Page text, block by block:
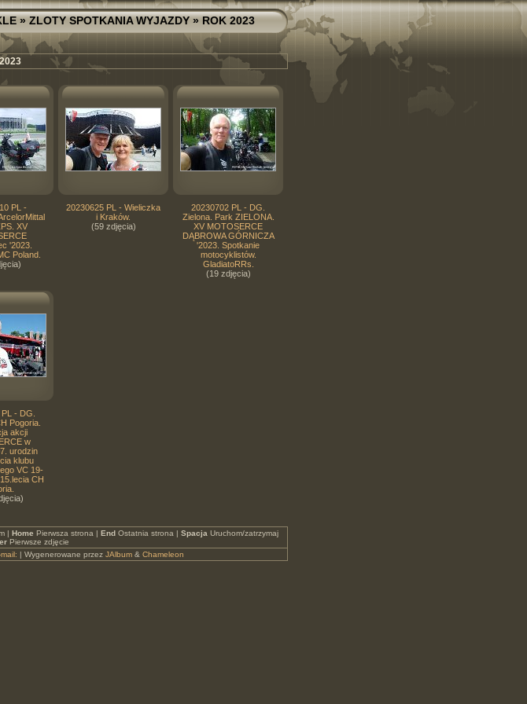
»ZLOTY SPOTKANIA WYJAZDY» ROK 2023
PL -
XV
'2023.
Poland.
20230625 PL - Wieliczka
i Kraków.
(59 zdjęcia)
20230702 PL - DG.
Zielona. Park ZIELONA.
XV MOTOSERCE
DĄBROWA GÓRNICZA
'2023. Spotkanie
motocyklistów.
GladiatoRRs.
(19 zdjęcia)
- DG.
Pogoria.
akcji
w
urodzin
klubu
VC 19-
CH
| Home Pierwsza strona | EndOstatnia strona | Spacja Uruchom/zatrzymaj
Pierwsze zdjęcie
| Wygenerowane przez JAlbum & Chameleon